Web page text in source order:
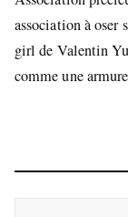
association à oser
girl de Valentin
comme une